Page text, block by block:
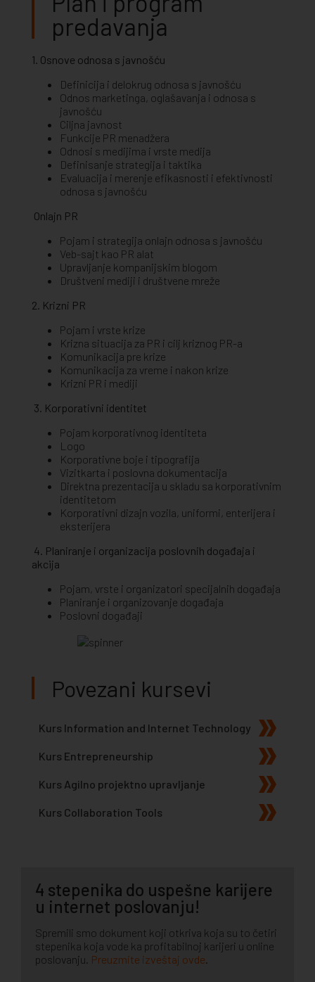
predavanja
1. Osnove odnosa s javnošću
Definicija i delokrug odnosa s javnošću
Odnos marketinga, oglašavanja i odnosa s
javnošću
Ciljna javnost
Funkcije PR menadžera
Odnosi s medijima i vrste medija
Definisanje strategija i taktika
Evaluacija i merenje efikasnosti i efektivnosti
odnosa s javnošću
Onlajn PR
Pojam i strategija onlajn odnosa s javnošću
Veb-sajt kao PR alat
Upravljanje kompanijskim blogom
Društveni mediji i društvene mreže
2. Krizni PR
Pojam i vrste krize
Krizna situacija za PR i cilj kriznog PR-a
Komunikacija pre krize
Komunikacija za vreme i nakon krize
Krizni PR i mediji
3. Korporativni identitet
Pojam korporativnog identiteta
Logo
Korporativne boje i tipografija
Vizitkarta i poslovna dokumentacija
Direktna prezentacija u skladu sa korporativnim
identitetom
Korporativni dizajn vozila, uniformi, enterijera i
eksterijera
4. Planiranje i organizacija poslovnih događaja i
akcija
Pojam, vrste i organizatori specijalnih događaja
Planiranje i organizovanje događaja
Poslovni događaji
Povezani kursevi
Kurs Information and Internet Technology
Kurs Entrepreneurship
Kurs Agilno projektno upravljanje
Kurs Collaboration Tools
4 stepenika do uspešne karijere
u internet poslovanju!
Spremili smo dokument koji otkriva koja su to četiri
stepenika koja vode ka profitabilnoj karijeri u online
poslovanju. Preuzmite izveštaj ovde